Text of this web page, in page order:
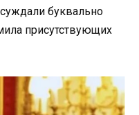
буквально
присутствующих